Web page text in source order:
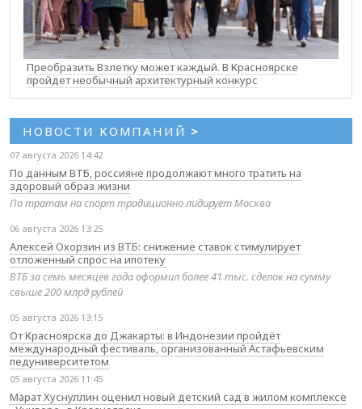
Преобразить Взлетку может каждый. В Красноярске
пройдет необычный архитектурный конкурс
НОВОСТИ КОМПАНИЙ >
07 августа 2026 14:42
По данным ВТБ, россияне продолжают много тратить на
здоровый образ жизни
По тратам на спорт традиционно лидирует Москва
06 августа 2026 13:25
Алексей Охорзин из ВТБ: снижение ставок стимулирует
отложенный спрос на ипотеку
ВТБ за семь месяцев года оформил более 41 тыс. сделок на сумму
свыше 200 млрд рублей
05 августа 2026 13:15
От Красноярска до Джакарты: в Индонезии пройдёт
международный фестиваль, организованный Астафьевским
педуниверситетом
05 августа 2026 11:45
Марат Хуснуллин оценил новый детский сад в жилом комплексе